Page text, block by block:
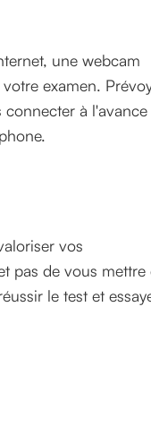
une webcam
examen.
à l'avance
vos
pas de vous mettre
le test et